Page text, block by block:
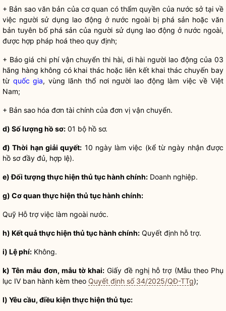
+ Bản sao văn bản của cơ quan có thẩmquyền của nước sở tại về
việc người sử dụng lao động ở nước ngoài bị phá sản hoặc văn
bản tuyên bố phá sản của người sử dụng lao động ở nước ngoài,
được hợp pháp hoá theo quy định;
+ Báo giáchi phívận chuyển thi hài, di hài người lao động của 03
hãng hàng không có khai thác hoặc liên kết khai thác chuyến bay
từ quốc gia, vùng lãnh thổ nơi người lao động làm việc về Việt
Nam;
+ Bản sao hóa đơn tài chính của đơn vị vận chuyển.
d) Số lượng hồ sơ: 01 bộ hồ sơ.
đ) Thời hạn giải quyết: 10 ngày làm việc (kể từ ngày nhận được
hồ sơđầy đủ, hợp lệ).
e) Đối tượng thực hiện thủ tục hành chính: Doanh nghiệp.
g) Cơ quan thực hiện thủ tục hành chính:
Quỹ Hỗ trợ việc làm ngoài nước.
h) Kết quả thực hiện thủ tục hành chính: Quyết định hỗ trợ.
i) Lệ phí: Không.
k) Tên mẫu đơn, mẫu tờ khai: Giấy đề nghị hỗ trợ (Mẫu theo Phụ
lục IV ban hành kèm theo Quyết định số 34/2025/QĐ-TTg);
l) Yêu cầu, điều kiện thực hiện thủ tục: